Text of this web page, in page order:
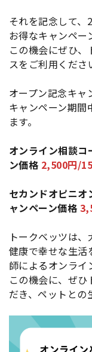
それを記念して、
お得なキャンペー
この機会にぜひ
スをご利用くださ
オープン記念キャ
キャンペーン期間
ます。
オンライン相談
ン価格 2,500円/
セカンドオピニ
ャンペーン価格
トークベッツは
健康で幸せな生活
師によるオンライ
この機会に、ぜ
だき、ペットとの